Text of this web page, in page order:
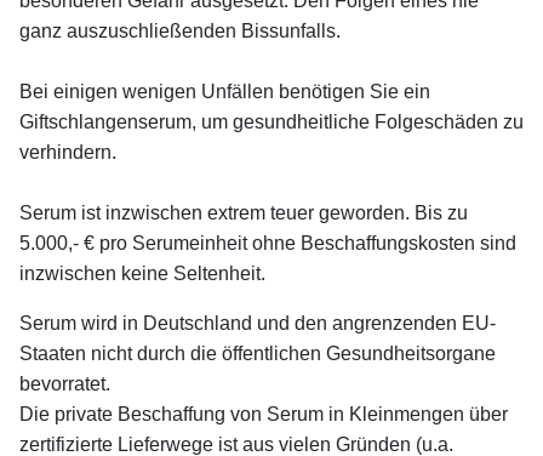
ganz auszuschließenden Bissunfalls.
Bei einigen wenigen Unfällen benötigen Sie ein
Giftschlangenserum, um gesundheitliche Folgeschäden zu
verhindern.
Serum ist inzwischen extrem teuer geworden. Bis zu
5.000,- € pro Serumeinheit ohne Beschaffungskosten sind
inzwischen keine Seltenheit.
Serum wird in Deutschland und den angrenzenden EU-
Staaten nicht durch die öffentlichen Gesundheitsorgane
bevorratet.
Die private Beschaffung von Serum in Kleinmengen über
zertifizierte Lieferwege ist aus vielen Gründen (u.a.